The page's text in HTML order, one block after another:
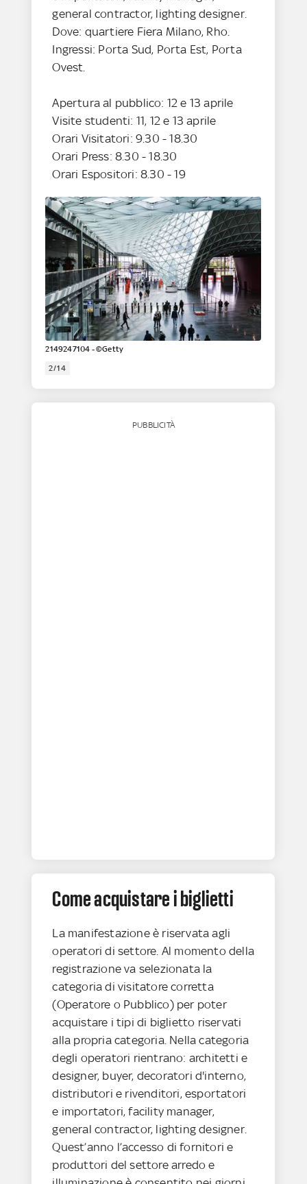
general contractor, lighting designer.
Dove: quartiere Fiera Milano, Rho.
Ingressi: Porta Sud, Porta Est, Porta
Ovest.
Apertura al pubblico: 12 e 13 aprile
Visite studenti: 11, 12 e 13 aprile
Orari Visitatori: 9.30 - 18.30
Orari Press: 8.30 - 18.30
Orari Espositori: 8.30 - 19
2149247104 - ©Getty
2/14
PUBBLICITÀ
Come acquistare i biglietti
La manifestazione è riservata agli
operatori di settore. Al momento della
registrazione va selezionata la
categoria di visitatore corretta
(Operatore o Pubblico) per poter
acquistare i tipi di biglietto riservati
alla propria categoria. Nella categoria
degli operatori rientrano: architetti e
designer, buyer, decoratori d'interno,
distributori e rivenditori, esportatori
e importatori, facility manager,
general contractor, lighting designer.
Quest’anno l’accesso di fornitori e
produttori del settore arredo e